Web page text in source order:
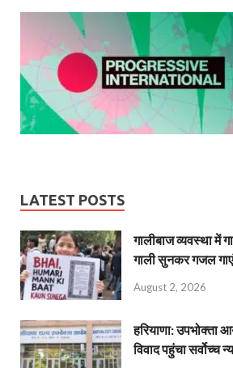
LATEST POSTS
गालीबाज व्‍यवस्‍था में
गाली सुनकर गजल
August 2, 2026
हरियाणा: उपभोक्ता
विवाद पहुंचा सर्वोच्च